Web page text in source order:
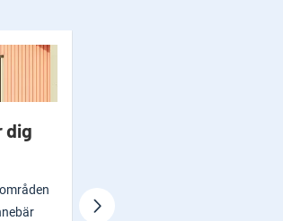
dig
för infästning av beslag. Paslode